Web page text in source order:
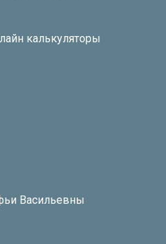
калькуляторы
Васильевны